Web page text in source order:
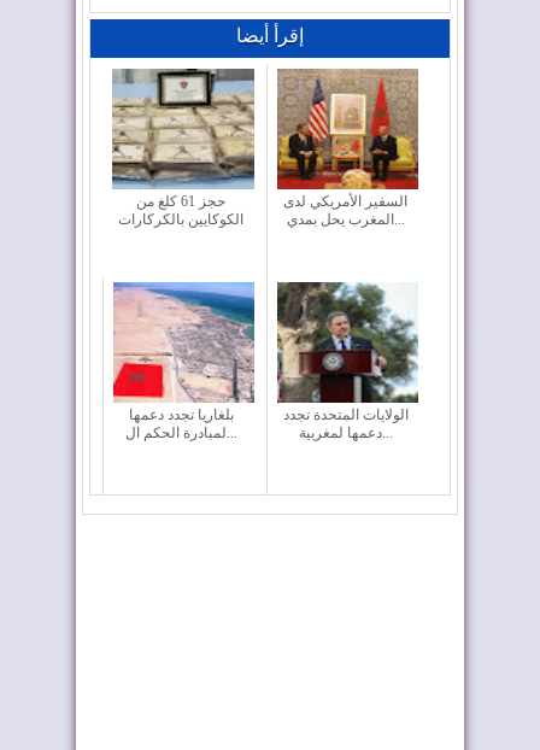
إقرأ أيضا
حجز 61 كلغ من
الكوكايين بالكركارات
السفير الأمريكي لدى
المغرب يحل بمدي...
بلغاريا تجدد دعمها
الولايات المتحدة تجدد
دعمها لمغربية...